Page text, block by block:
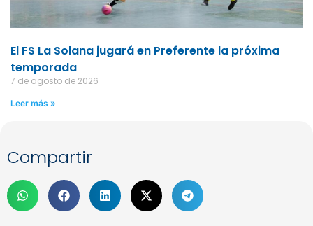
El FS La Solana jugará en Preferente la próxima
temporada
7 de agosto de 2026
Leer más »
Compartir